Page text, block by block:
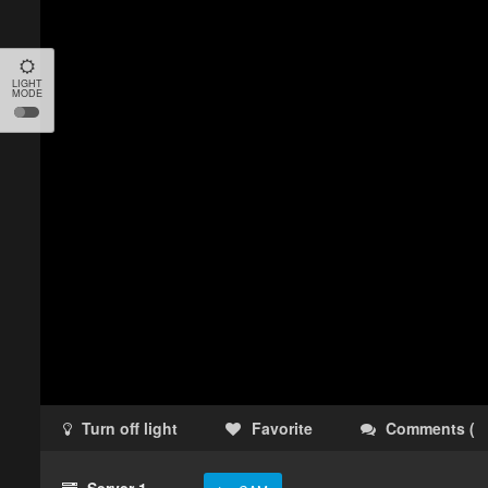
LIGHT
MODE
Turn off light Favorite Comments (